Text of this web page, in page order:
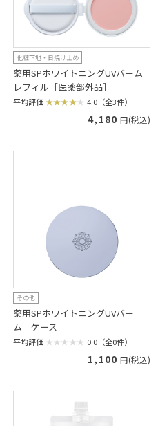
化粧下地・日焼け止め
薬用SPホワイトニングUVバーム
レフィル［医薬部外品］
平均評価 4.0（全3件）
4,180 円(税込)
その他
薬用SPホワイトニングUVバー
ム ケース
平均評価 0.0（全0件）
1,100 円(税込)